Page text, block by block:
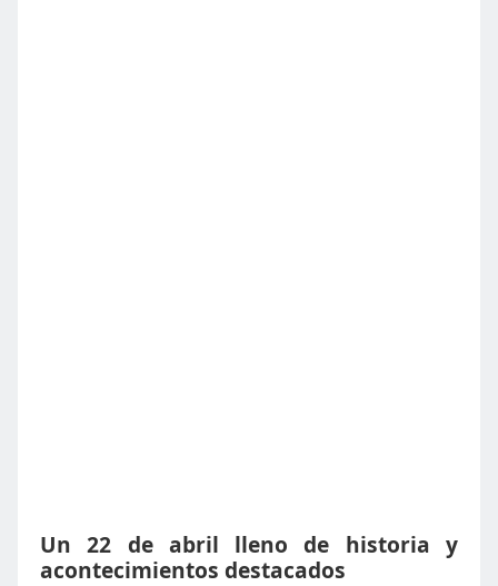
Un 22 de abril lleno de historia y
acontecimientos destacados